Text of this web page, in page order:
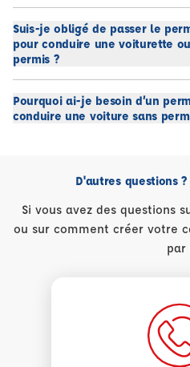
Suis-je obligé de passer le
pour conduire une voiturette
permis ?
Pourquoi ai-je besoin d’un
conduire une voiture sans
D'autres questions
Si vous avez des questions
ou sur comment créer votre
par